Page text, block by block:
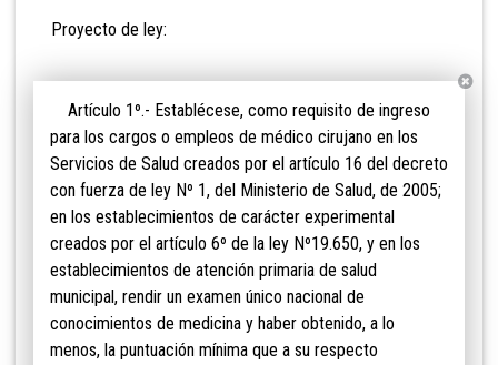
Proyecto de ley:
Artículo 1º.- Establécese, como requisito de ingreso
para los cargos o empleos de médico cirujano en los
Servicios de Salud creados por el artículo 16 del decreto
con fuerza de ley Nº 1, del Ministerio de Salud, de 2005;
en los establecimientos de carácter experimental
creados por el artículo 6º de la ley Nº19.650, y en los
establecimientos de atención primaria de salud
municipal, rendir un examen único nacional de
conocimientos de medicina y haber obtenido, a lo
menos, la puntuación mínima que a su respecto